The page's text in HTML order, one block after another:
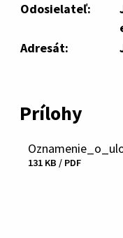
Odosielateľ:
Adresát:
Prílohy
131 KB / PDF